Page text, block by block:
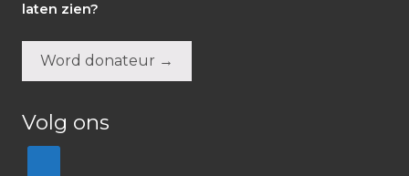
laten zien?
Word donateur →
Volg ons